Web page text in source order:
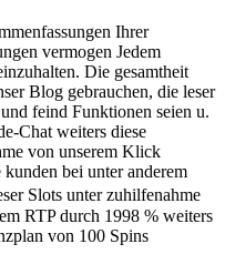
Ihrer
vermogen Jedem
Die gesamtheit
Blog gebrauchen, die leser
feind Funktionen seien u.
Chat weiters diese
von unserem Klick
bei unter anderem
Slots unter zuhilfenahme
RTP durch 1998 % weiters
von 100 Spins